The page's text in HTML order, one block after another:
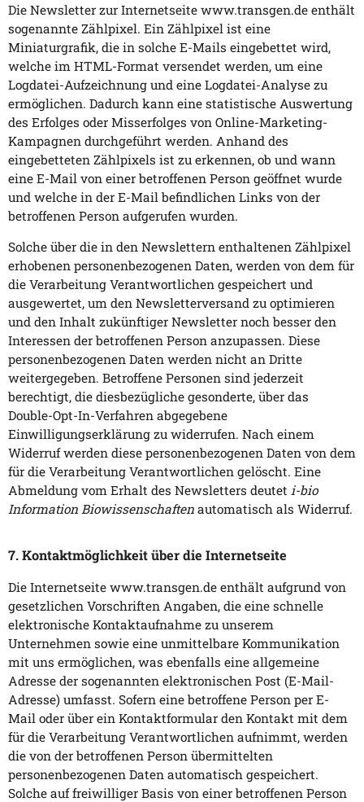
Die Newsletter zur Internetseite www.transgen.de enthält
sogenannte Zählpixel. Ein Zählpixel ist eine
Miniaturgrafik, die in solche E-Mails eingebettet wird,
welche im HTML-Format versendet werden, um eine
Logdatei-Aufzeichnung und eine Logdatei-Analyse zu
ermöglichen. Dadurch kann eine statistische Auswertung
des Erfolges oder Misserfolges von Online-Marketing-
Kampagnen durchgeführt werden. Anhand des
eingebetteten Zählpixels ist zu erkennen, ob und wann
eine E-Mail von einer betroffenen Person geöffnet wurde
und welche in der E-Mail befindlichen Links von der
betroffenen Person aufgerufen wurden.
Solche über die in den Newslettern enthaltenen Zählpixel
erhobenen personenbezogenen Daten, werden von dem für
die Verarbeitung Verantwortlichen gespeichert und
ausgewertet, um den Newsletterversand zu optimieren
und den Inhalt zukünftiger Newsletter noch besser den
Interessen der betroffenen Person anzupassen. Diese
personenbezogenen Daten werden nicht an Dritte
weitergegeben. Betroffene Personen sind jederzeit
berechtigt, die diesbezügliche gesonderte, über das
Double-Opt-In-Verfahren abgegebene
Einwilligungserklärung zu widerrufen. Nach einem
Widerruf werden diese personenbezogenen Daten von dem
für die Verarbeitung Verantwortlichen gelöscht. Eine
Abmeldung vom Erhalt des Newsletters deutet i-bio
Information Biowissenschaften automatisch als Widerruf.
7. Kontaktmöglichkeit über die Internetseite
Die Internetseite www.transgen.de enthält aufgrund von
gesetzlichen Vorschriften Angaben, die eine schnelle
elektronische Kontaktaufnahme zu unserem
Unternehmen sowie eine unmittelbare Kommunikation
mit uns ermöglichen, was ebenfalls eine allgemeine
Adresse der sogenannten elektronischen Post (E-Mail-
Adresse) umfasst. Sofern eine betroffene Person per E-
Mail oder über ein Kontaktformular den Kontakt mit dem
für die Verarbeitung Verantwortlichen aufnimmt, werden
die von der betroffenen Person übermittelten
personenbezogenen Daten automatisch gespeichert.
Solche auf freiwilliger Basis von einer betroffenen Person